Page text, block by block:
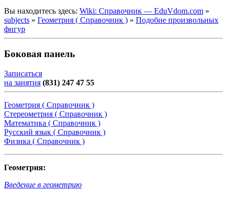
Вы находитесь здесь: Wiki: Справочник — EduVdom.com »
subjects » Геометрия ( Справочник ) » Подобие произвольных
фигур
Боковая панель
Записаться
на занятия (831) 247 47 55
Геометрия ( Справочник )
Стереометрия ( Справочник )
Математика ( Справочник )
Русский язык ( Справочник )
Физика ( Справочник )
Геометрия:
Введение в геометрию